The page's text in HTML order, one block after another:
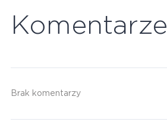
Komentarze
Brak komentarzy